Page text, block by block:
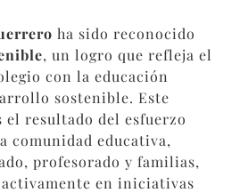
ha sido reconocido
, un logro que refleja el
con la educación
sostenible. Este
resultado del esfuerzo
comunidad educativa,
profesorado y familias,
en iniciativas